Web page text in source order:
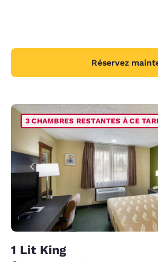
Réservez
3 CHAMBRES RESTANTES À CE
1 Lit King